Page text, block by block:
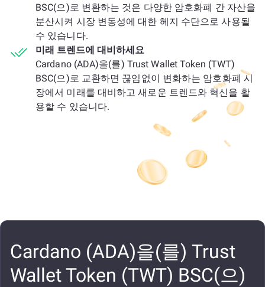
BSC(으)로 변환하는 것은 다양한 암호화폐 간 자산을
분산시켜 시장 변동성에 대한 헤지 수단으로 사용될
수 있습니다.
미래 트렌드에 대비하세요
Cardano (ADA)을(를) Trust Wallet Token (TWT)
BSC(으)로 교환하면 끊임없이 변화하는 암호화폐 시
장에서 미래를 대비하고 새로운 트렌드와 혁신을 활
용할 수 있습니다.
Cardano (ADA)을(를) Trust
Wallet Token (TWT) BSC(으)